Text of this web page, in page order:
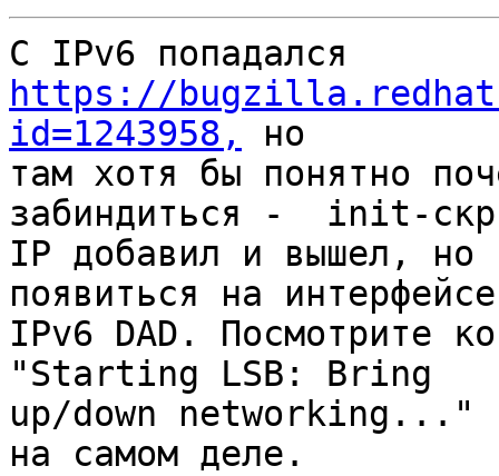
https://
id=1243958,
но
там хотя бы понятно
забиндиться -  init-
IP добавил и вышел, но
появиться на
IPv6 DAD. Посмотрите
"Starting LSB: Bring
up/down networking..."
на самом деле.